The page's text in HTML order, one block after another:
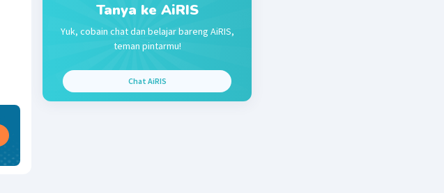
Tanya ke AiRIS
Yuk, cobain chat dan belajar bareng AiRIS,
teman pintarmu!
Chat AiRIS